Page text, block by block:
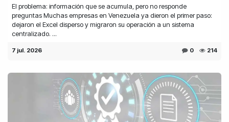
El problema: información que se acumula, pero no responde
preguntas Muchas empresas en Venezuela ya dieron el primer paso:
dejaron el Excel disperso y migraron su operación a un sistema
centralizado. ...
7 jul. 2026 0 214